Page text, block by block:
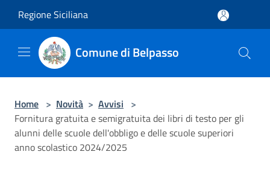
Regione Siciliana
Comune di Belpasso
Home > Novità > Avvisi >
Fornitura gratuita e semigratuita dei libri di testo per gli
alunni delle scuole dell'obbligo e delle scuole superiori
anno scolastico 2024/2025